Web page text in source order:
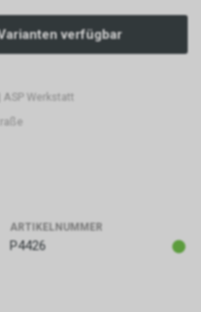
verfügbar
Werkstatt
ARTIKELNUMMER
P4426